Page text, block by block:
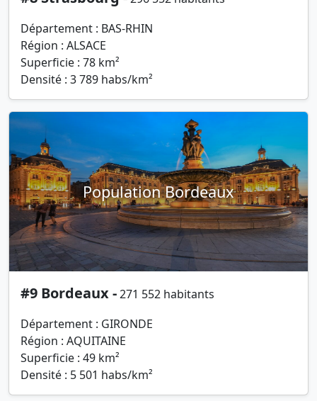
Département : BAS-RHIN
Région : ALSACE
Superficie : 78 km²
Densité : 3 789 habs/km²
Population Bordeaux
#9 Bordeaux -271 552 habitants
Département : GIRONDE
Région : AQUITAINE
Superficie : 49 km²
Densité : 5 501 habs/km²